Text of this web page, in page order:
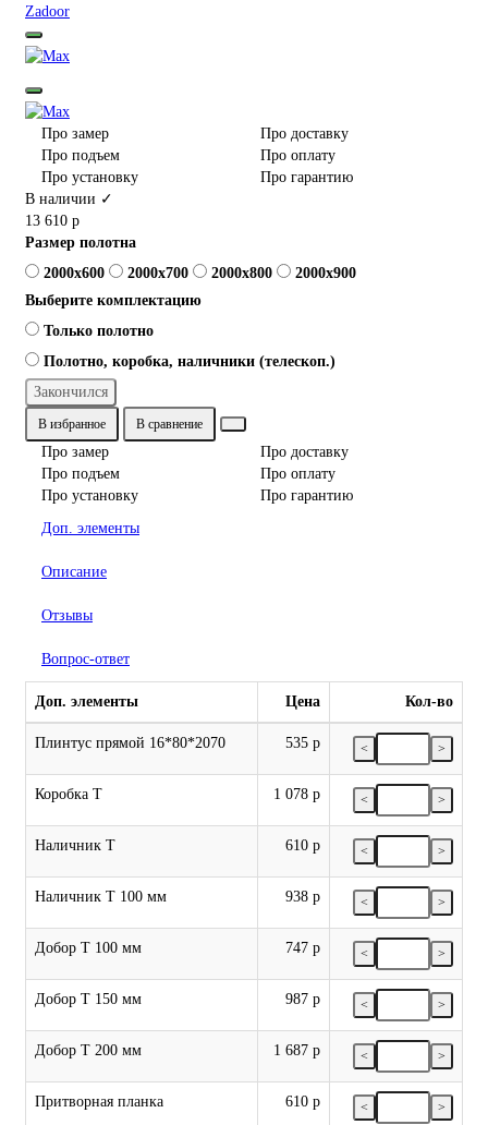
Zadoor
Про замер
Про доставку
Про подъем
Про оплату
Про установку
Про гарантию
В наличии ✓
13 610 р
Размер полотна
2000x600
2000x700 2000x800
2000x900
Выберите комплектацию
Только полотно
Полотно, коробка, наличники (телескоп.)
Закончился
В избранное В сравнение
Про замер
Про доставку
Про подъем
Про оплату
Про установку
Про гарантию
Доп. элементы
Описание
Отзывы
Вопрос-ответ
Доп. элементы Цена Кол-во
Плинтус прямой 16*80*2070 535 р < >
Коробка Т 1 078 р < >
Наличник Т 610 р < >
Наличник Т 100 мм 938 р < >
Добор Т 100 мм 747 р < >
Добор Т 150 мм 987 р < >
Добор Т 200 мм 1 687 р < >
Притворная планка 610 р < >